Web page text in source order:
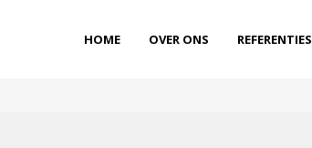
HOME OVER ONS REFERENTIES